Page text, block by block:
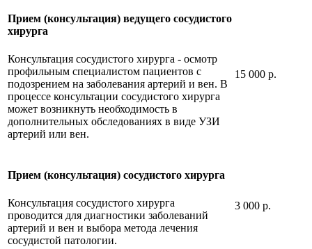
Прием (консультация) ведущего сосудистого
хирурга
Консультация сосудистого хирурга - осмотр
профильным специалистом пациентов с
подозрением на заболевания артерий и вен. В
процессе консультации сосудистого хирурга
может возникнуть необходимость в
дополнительных обследованиях в виде УЗИ
артерий или вен.
15 000 р.
Прием (консультация) сосудистого хирурга
Консультация сосудистого хирурга
проводится для диагностики заболеваний
артерий и вен и выбора метода лечения
сосудистой патологии.
3 000 р.